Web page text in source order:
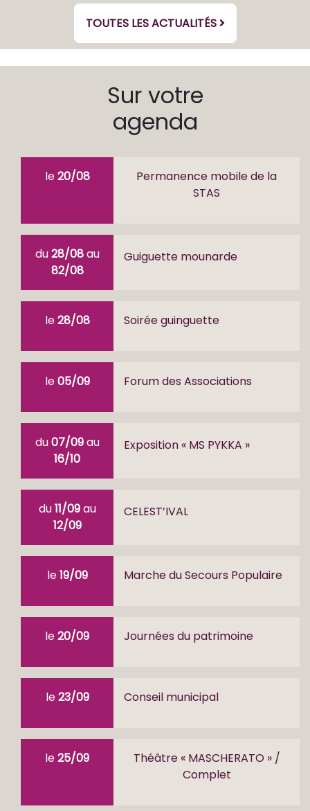
TOUTES LES ACTUALITÉS
Sur votre
agenda
le20/08
Permanence mobile de la
STAS
du28/08au
82/08
Guiguette mounarde
le28/08 Soirée guinguette
le05/09 Forum des Associations
du07/09au
16/10
Exposition « MS PYKKA »
du11/09au
12/09
CELEST’IVAL
le19/09 Marche du Secours Populaire
le20/09 Journées du patrimoine
le23/09 Conseil municipal
le25/09
Théâtre « MASCHERATO » /
Complet